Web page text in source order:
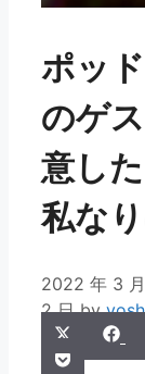
ポッ
のゲ
意し
私な
2022 年 3
2 日 by
Share
on
on
Share
Pocket